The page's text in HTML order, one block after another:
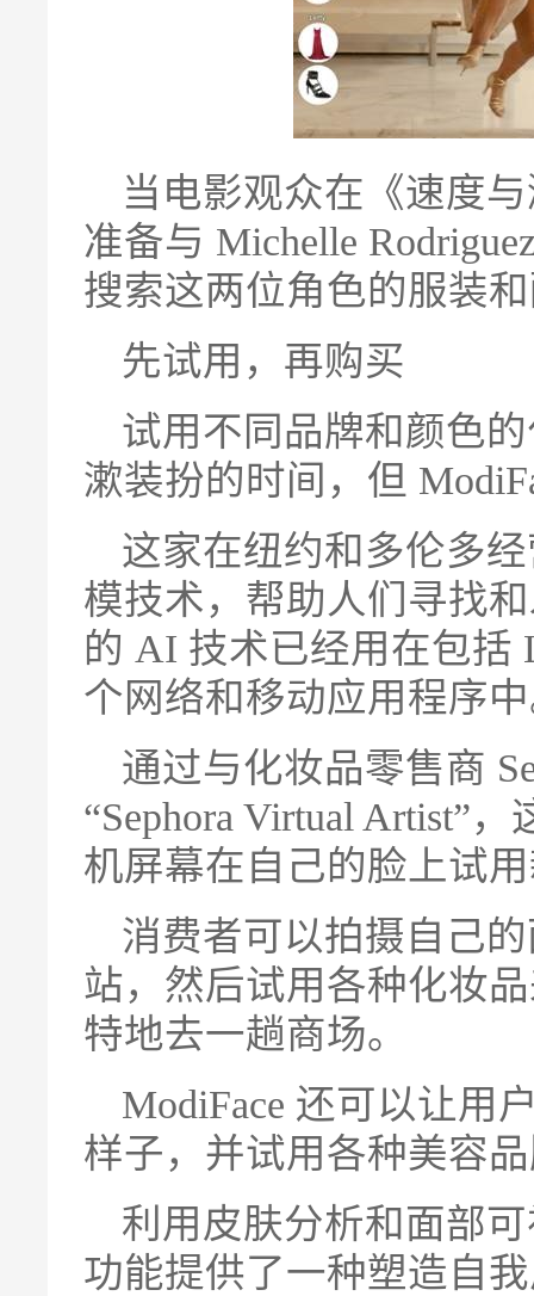
当电影观众在《速度与
准备与 Michelle
搜索这两位角色的服装
先试用，再购买
试用不同品牌和颜色
漱装扮的时间，但
这家在纽约和多伦多
模技术，帮助人们寻找
的 AI 技术已经用在包括
个网络和移动应用程序
通过与化妆品零售商
“Sephora Virtual Artist”
机屏幕在自己的脸上试
消费者可以拍摄自己
站，然后试用各种化妆
特地去一趟商场。
ModiFace 还可以让用
样子，并试用各种美容
利用皮肤分析和面部
功能提供了一种塑造自